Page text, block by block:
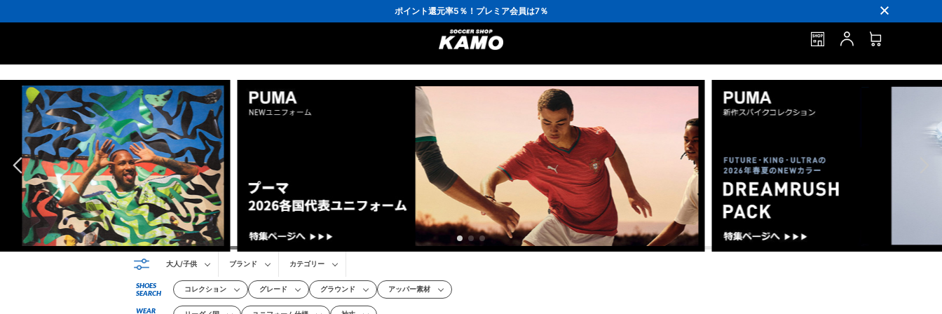
ポイント還元率5％！プレミア会員は7％
会員の方にはお誕生月に「10％OFFクーポン」プレゼント！
16,000円(税込)以上でシューズケースプレゼント！
3,300円(税込)以上で送料無料！
大人/子供 ブランド カテゴリー
SHOES
SEARCH
コレクション グレード グラウンド アッパー素材
WEAR